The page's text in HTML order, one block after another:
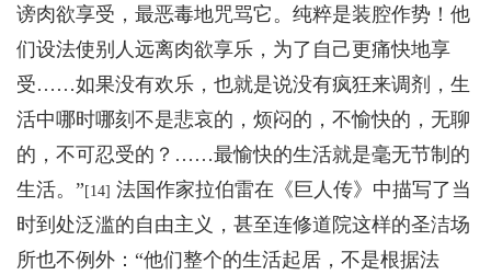
谤肉欲享受，最恶毒地咒骂它。纯粹是装腔作势！他
们设法使别人远离肉欲享乐，为了自己更痛快地享
受……如果没有欢乐，也就是说没有疯狂来调剂，生
活中哪时哪刻不是悲哀的，烦闷的，不愉快的，无聊
的，不可忍受的？……最愉快的生活就是毫无节制的
生活。” [14] 法国作家拉伯雷在《巨人传》中描写了当
时到处泛滥的自由主义，甚至连修道院这样的圣洁场
所也不例外 ：“他们整个的生活起居，不是根据法